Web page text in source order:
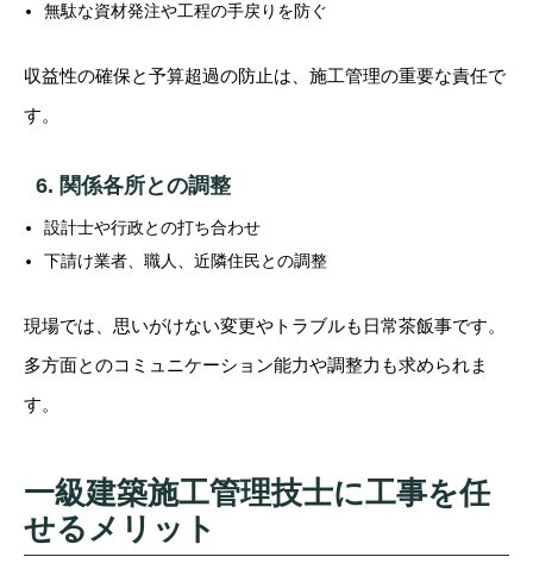
無駄な資材発注や工程の手戻りを防ぐ
収益性の確保と予算超過の防止は、施工管理の重要な責任で
す。
6. 関係各所との調整
設計士や行政との打ち合わせ
下請け業者、職人、近隣住民との調整
現場では、思いがけない変更やトラブルも日常茶飯事です。
多方面とのコミュニケーション能力や調整力も求められま
す。
一級建築施工管理技士に工事を任
せるメリット